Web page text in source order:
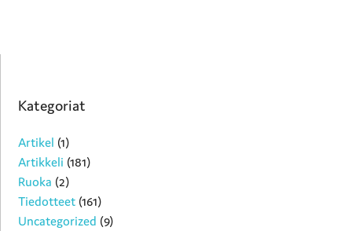
Kategoriat
Artikel (1)
Artikkeli (181)
Ruoka (2)
Tiedotteet (161)
Uncategorized (9)